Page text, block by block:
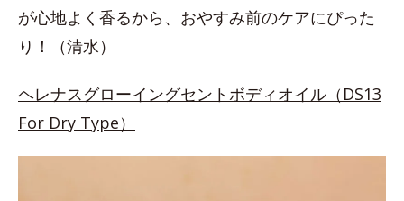
が心地よく香るから、おやすみ前のケアにぴった
り！（清水）
ヘレナスグローイングセントボディオイル（DS13
For Dry Type）